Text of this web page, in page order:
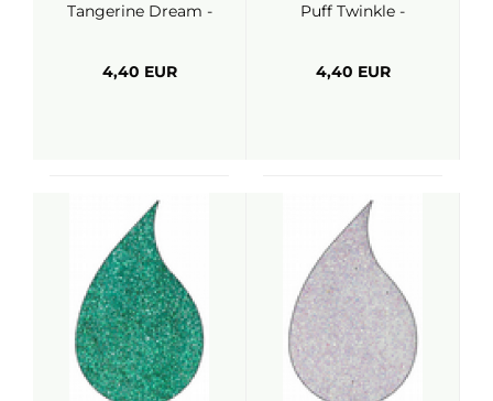
Tangerine Dream -
4,40 EUR
Puff Twinkle -
4,40 EUR